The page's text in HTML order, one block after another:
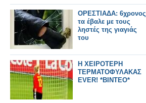
ΟΡΕΣΤΙΑΔΑ: 6χρονος
τα έβαλε με τους
ληστές της γιαγιάς
του
Η ΧΕΙΡΟΤΕΡΗ
ΤΕΡΜΑΤΟΦΥΛΑΚΑΣ
EVER! *ΒΙΝΤΕΟ*